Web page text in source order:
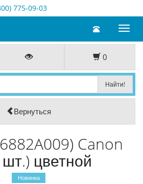
775-09-03
Toggle
0
Вернуться
Canon
цветной
Новинка